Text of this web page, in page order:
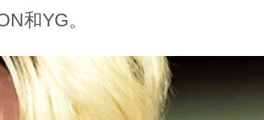
和YG。